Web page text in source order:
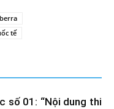
tế
số 01: “Nội dung thi